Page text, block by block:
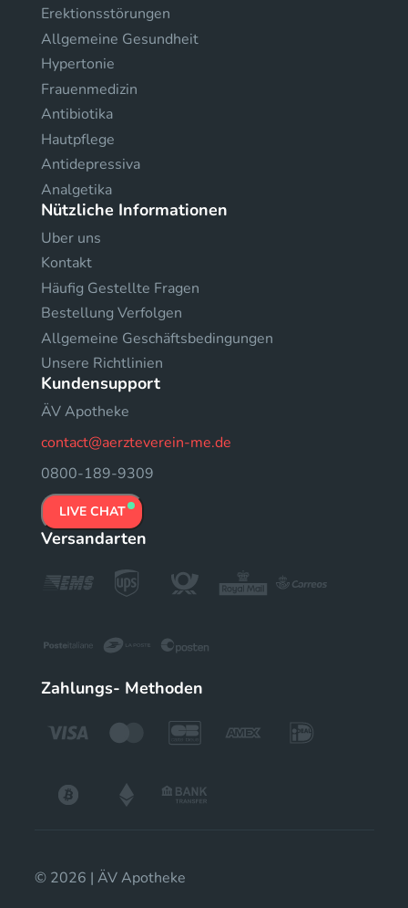
Erektionsstörungen
Allgemeine Gesundheit
Hypertonie
Frauenmedizin
Antibiotika
Hautpflege
Antidepressiva
Analgetika
Nützliche Informationen
Uber uns
Kontakt
Häufig Gestellte Fragen
Bestellung Verfolgen
Allgemeine Geschäftsbedingungen
Unsere Richtlinien
Kundensupport
ÄV Apotheke
contact@aerzteverein-me.de
0800-189-9309
LIVE CHAT
Versandarten
Zahlungs- Methoden
© 2026 | ÄV Apotheke